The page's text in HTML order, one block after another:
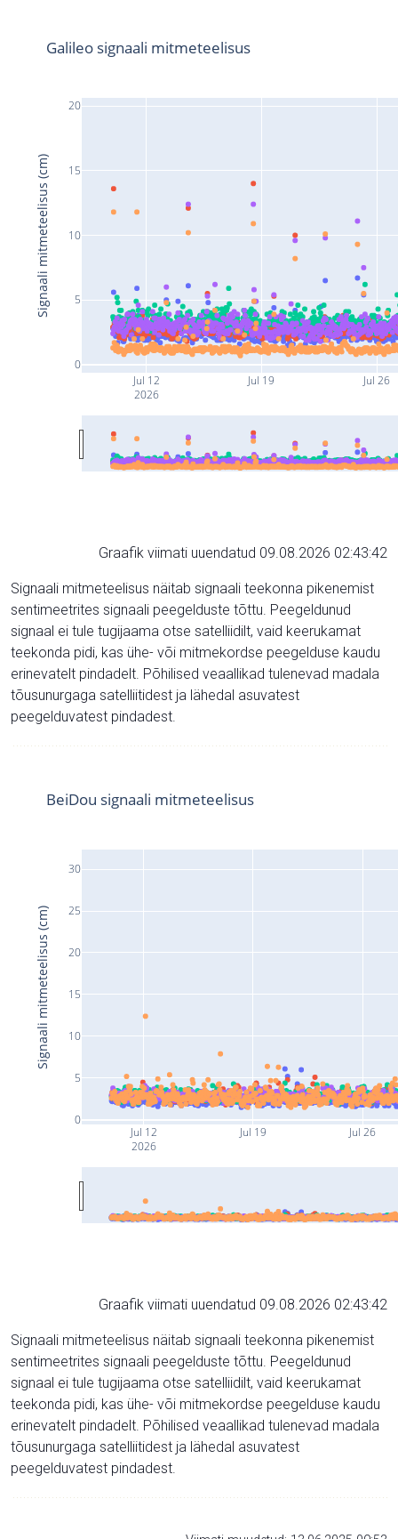
Jul 12
2026
Jul 19 Jul 26
0
5
10
15
20
Galileo signaali mitmeteelisus
Signaali mitmeteelisus (cm)
Graafik viimati uuendatud 09.08.2026 02:43:42
Signaali mitmeteelisus näitab signaali teekonna pikenemist
sentimeetrites signaali peegelduste tõttu. Peegeldunud
signaal ei tule tugijaama otse satelliidilt, vaid keerukamat
teekonda pidi, kas ühe- või mitmekordse peegelduse kaudu
erinevatelt pindadelt. Põhilised veaallikad tulenevad madala
tõusunurgaga satelliitidest ja lähedal asuvatest
peegelduvatest pindadest.
Jul 12
2026
Jul 19 Jul 26
0
5
10
15
20
25
30
BeiDou signaali mitmeteelisus
Signaali mitmeteelisus (cm)
Graafik viimati uuendatud 09.08.2026 02:43:42
Signaali mitmeteelisus näitab signaali teekonna pikenemist
sentimeetrites signaali peegelduste tõttu. Peegeldunud
signaal ei tule tugijaama otse satelliidilt, vaid keerukamat
teekonda pidi, kas ühe- või mitmekordse peegelduse kaudu
erinevatelt pindadelt. Põhilised veaallikad tulenevad madala
tõusunurgaga satelliitidest ja lähedal asuvatest
peegelduvatest pindadest.